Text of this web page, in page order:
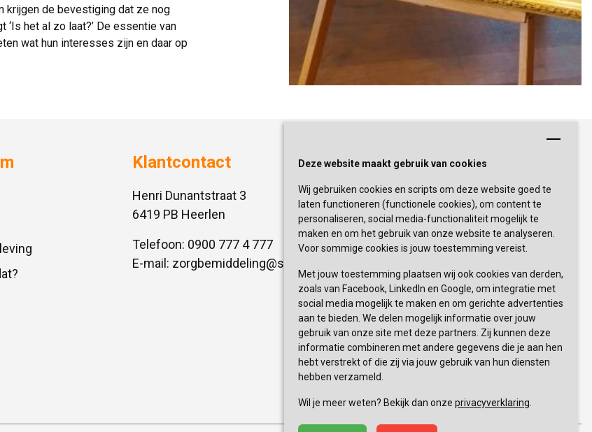
Deze website maakt gebruik van cookies
Wij gebruiken cookies en scripts om deze website goed te
laten functioneren (functionele cookies), om content te
personaliseren, social media-functionaliteit mogelijk te
maken en om het gebruik van onze website te analyseren.
Voor sommige cookies is jouw toestemming vereist.
Met jouw toestemming plaatsen wij ook cookies van derden,
zoals van Facebook, LinkedIn en Google, om integratie met
social media mogelijk te maken en om gerichte advertenties
aan te bieden. We delen mogelijk informatie over jouw
gebruik van onze site met deze partners. Zij kunnen deze
informatie combineren met andere gegevens die je aan hen
hebt verstrekt of die zij via jouw gebruik van hun diensten
hebben verzameld.
Wil je meer weten? Bekijk dan onze privacyverklaring
krijgen de bevestiging dat ze nog
het al zo laat?’ De essentie van
wat hun interesses zijn en daar op
Klantcontact
Henri Dunantstraat 3
6419 PB Heerlen
Telefoon: 0900 777 4 777
E-mail: zorgbemiddeling@sevagram.nl
Schrijf je nu in!
Blijf op de hoogte van de laatste
activiteiten en nieuwtjes met onze
nieuwsbrief
INSCHRIJVEN